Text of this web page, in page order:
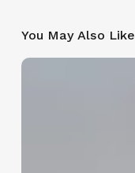
You May Also Like